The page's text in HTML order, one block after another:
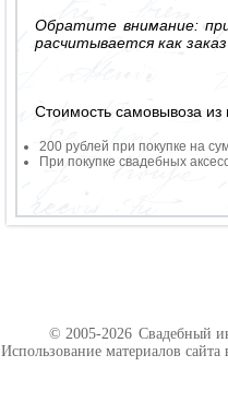
Обратите внимание:
расчитывается как
Стоимость самовывоза из
200 рублей при покупке на
При покупке свадебных
© 2005-2026 Свадебный
Использование материалов